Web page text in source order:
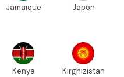
Jamaïque Japon
Kenya Kirghizistan